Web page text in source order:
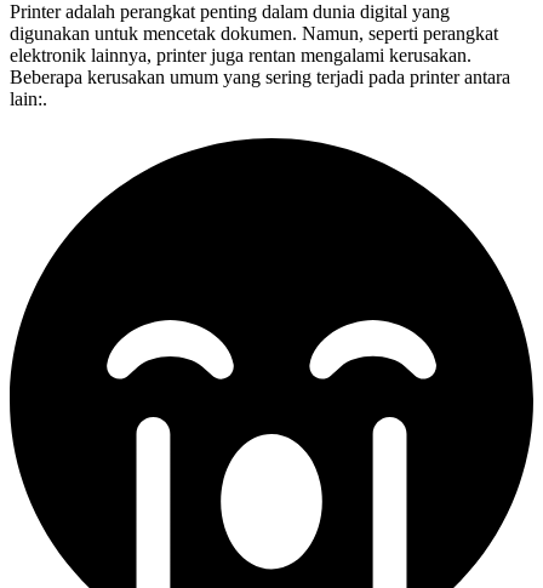
Printer adalah perangkat penting dalam dunia digital yang
digunakan untuk mencetak dokumen. Namun, seperti perangkat
elektronik lainnya, printer juga rentan mengalami kerusakan.
Beberapa kerusakan umum yang sering terjadi pada printer antara
lain:.